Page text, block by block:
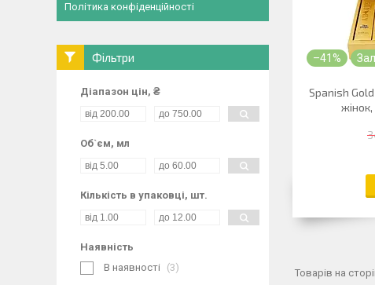
–41%
Spanish
Політика конфіденційності
Фільтри
Діапазон цін, ₴
Об`єм, мл
Кількість в упаковці, шт.
Наявність
В наявності
3